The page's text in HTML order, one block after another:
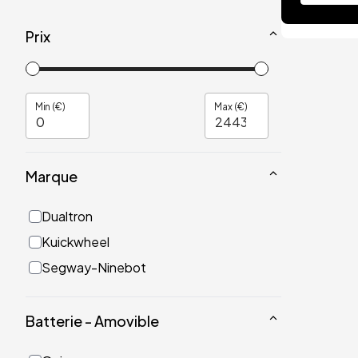
Prix
Min (€) Max (€)
Marque
Dualtron
Kuickwheel
Segway-Ninebot
Batterie - Amovible